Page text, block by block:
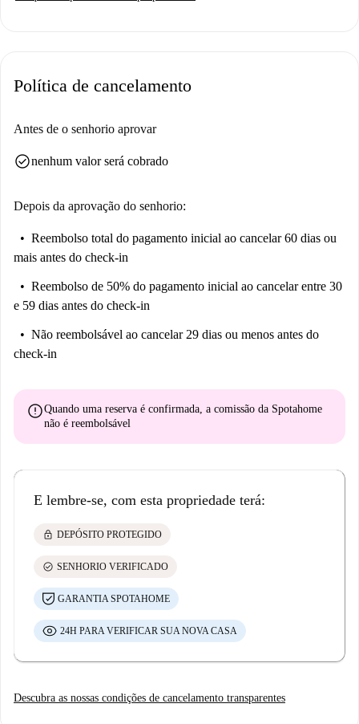
Política de cancelamento
Antes de o senhorio aprovar
check_circlenenhum valor será cobrado
Depois da aprovação do senhorio:
Reembolso total do pagamento inicial ao cancelar 60 dias ou
mais antes do check-in
Reembolso de 50% do pagamento inicial ao cancelar entre 30
e 59 dias antes do check-in
Não reembolsável ao cancelar 29 dias ou menos antes do
check-in
errorQuando uma reserva é confirmada, a comissão da Spotahome
não é reembolsável
E lembre-se, com esta propriedade terá:
lock DEPÓSITO PROTEGIDO
check_circle SENHORIO VERIFICADO
GARANTIA SPOTAHOME
24H PARA VERIFICAR SUA NOVA CASA
Descubra as nossas condições de cancelamento transparentes